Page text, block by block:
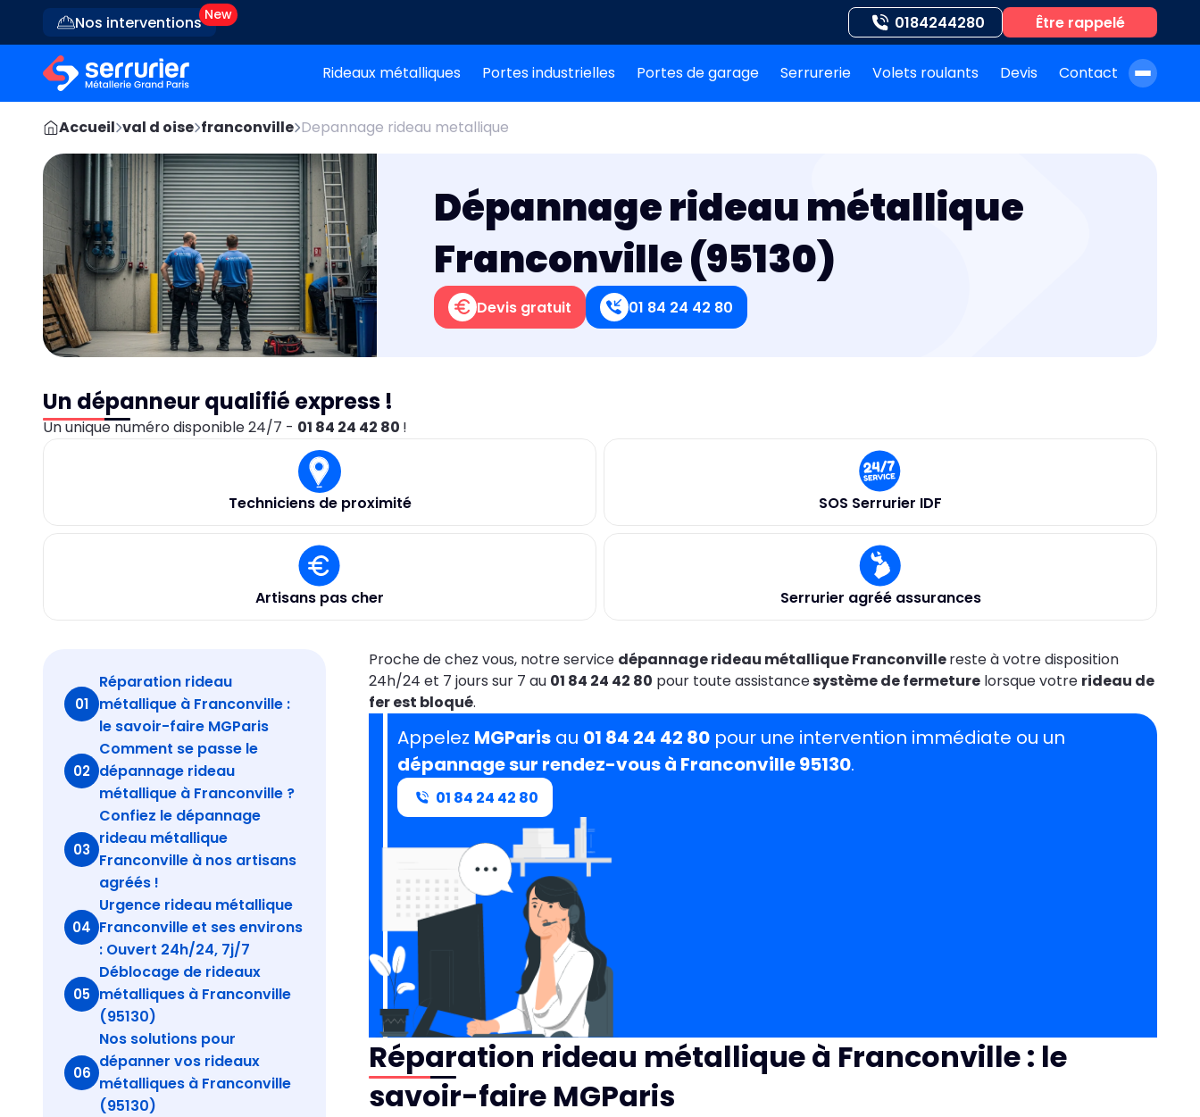
Nos interventions 0184244280 Être rappelé
Rideaux métalliques Portes industrielles Portes de garage Serrurerie Volets roulants Devis Contact
Nos auteurs
Accueil val d oise franconville Depannage rideau metallique
Dépannage rideau métallique
Franconville (95130)
Devis gratuit 01 84 24 42 80
Un dépanneur qualifié express !
Un unique numéro disponible 24/7 - 01 84 24 42 80 !
Techniciens de proximité SOS Serrurier IDF
Artisans pas cher Serrurier agréé assurances
01
Réparation rideau
métallique à Franconville :
le savoir-faire MGParis
02
Comment se passe le
dépannage rideau
métallique à Franconville ?
03
Confiez le dépannage
rideau métallique
Franconville à nos artisans
agréés !
04
Urgence rideau métallique
Franconville et ses environs
: Ouvert 24h/24, 7j/7
05
Déblocage de rideaux
métalliques à Franconville
(95130)
06
Nos solutions pour
dépanner vos rideaux
métalliques à Franconville
(95130)
Proche de chez vous, notre service dépannage rideau métallique Franconvillereste à votre disposition
24h/24 et 7 jours sur 7 au 01 84 24 42 80 pour toute assistancesystème de fermeture lorsque votre rideau de
fer est bloqué.
Appelez MGParis au 01 84 24 42 80 pour une intervention immédiate ou un
dépannage sur rendez-vous à Franconville 95130.
01 84 24 42 80
Réparation rideau métallique à Franconville : le
savoir-faire MGParis